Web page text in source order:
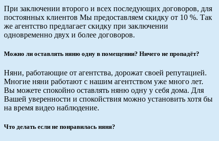
При заключении второго и всех последующих договоров, для
постоянных клиентов Мы предоставляем скидку от 10 %. Так
же агентство предлагает скидку при заключении
одновременно двух и более договоров.
Можно ли оставлять няню одну в помещении? Ничего не пропадёт?
Няни, работающие от агентства, дорожат своей репутацией.
Многие няни работают с нашим агентством уже много лет.
Вы можете спокойно оставлять няню одну у себя дома. Для
Вашей уверенности и спокойствия можно установить хотя бы
на время видео наблюдение.
Что делать если не понравилась няня?